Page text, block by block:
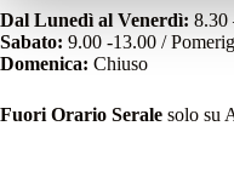
Dal Lunedì al Venerdì: 8.30
Sabato: 9.00 -13.00 /
Domenica: Chiuso
Fuori Orario Serale solo su